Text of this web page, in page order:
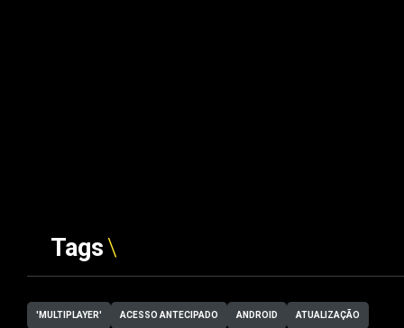
Tags
'MULTIPLAYER' ACESSO ANTECIPADO ANDROID ATUALIZAÇÃO